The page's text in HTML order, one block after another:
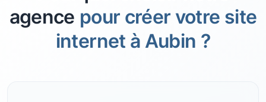
agence pour créer votre site
internet à Aubin ?